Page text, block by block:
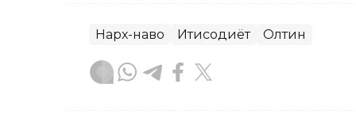
Нарх-наво Иқтисодиёт Олтин